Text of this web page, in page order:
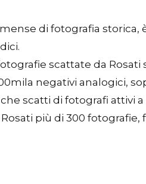
di fotografia
scattate da
negativi
scatti di fotografi attivi a
più di 300